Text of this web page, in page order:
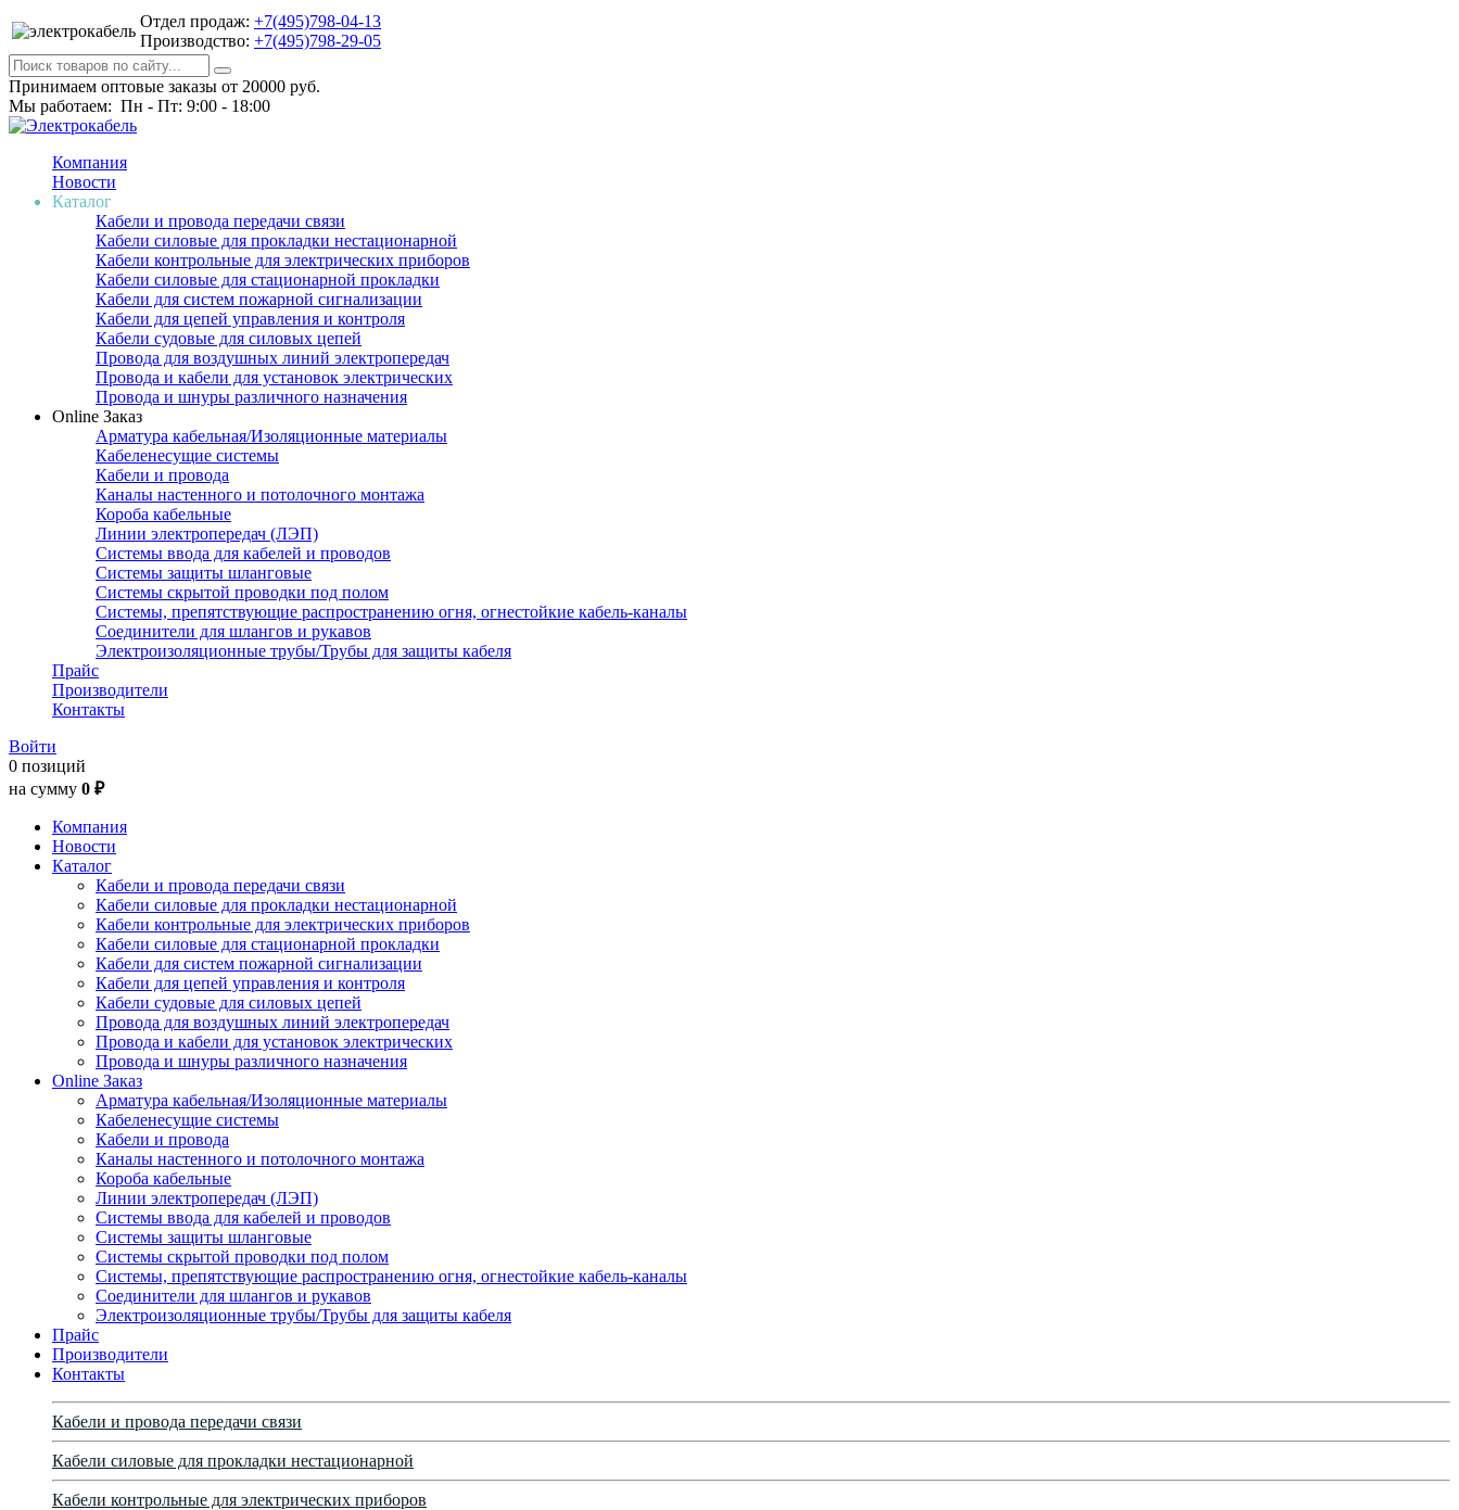
Отдел продаж: +7(495)798-04-13
Производство: +7(495)798-29-05
Принимаем оптовые заказы от 20000 руб.
Мы работаем: Пн - Пт: 9:00 - 18:00
Компания
Новости
Каталог
Кабели и провода передачи связи
Кабели силовые для прокладки нестационарной
Кабели контрольные для электрических приборов
Кабели силовые для стационарной прокладки
Кабели для систем пожарной сигнализации
Кабели для цепей управления и контроля
Кабели судовые для силовых цепей
Провода для воздушных линий электропередач
Провода и кабели для установок электрических
Провода и шнуры различного назначения
Online Заказ
Арматура кабельная/Изоляционные материалы
Кабеленесущие системы
Кабели и провода
Каналы настенного и потолочного монтажа
Короба кабельные
Линии электропередач (ЛЭП)
Системы ввода для кабелей и проводов
Системы защиты шланговые
Системы скрытой проводки под полом
Системы, препятствующие распространению огня, огнестойкие кабель-каналы
Соединители для шлангов и рукавов
Электроизоляционные трубы/Трубы для защиты кабеля
Прайс
Производители
Контакты
Войти
0 позиций
на сумму 0 ₽
Компания
Новости
Каталог
Кабели и провода передачи связи
Кабели силовые для прокладки нестационарной
Кабели контрольные для электрических приборов
Кабели силовые для стационарной прокладки
Кабели для систем пожарной сигнализации
Кабели для цепей управления и контроля
Кабели судовые для силовых цепей
Провода для воздушных линий электропередач
Провода и кабели для установок электрических
Провода и шнуры различного назначения
Online Заказ
Арматура кабельная/Изоляционные материалы
Кабеленесущие системы
Кабели и провода
Каналы настенного и потолочного монтажа
Короба кабельные
Линии электропередач (ЛЭП)
Системы ввода для кабелей и проводов
Системы защиты шланговые
Системы скрытой проводки под полом
Системы, препятствующие распространению огня, огнестойкие кабель-каналы
Соединители для шлангов и рукавов
Электроизоляционные трубы/Трубы для защиты кабеля
Прайс
Производители
Контакты
Кабели и провода передачи связи
Кабели силовые для прокладки нестационарной
Кабели контрольные для электрических приборов